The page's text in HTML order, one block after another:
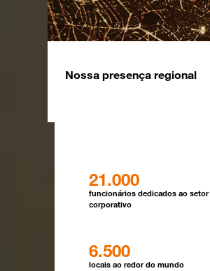
Nossa presença regional
21.000
funcionários dedicados ao setor
corporativo
6.500
locais ao redor do mundo